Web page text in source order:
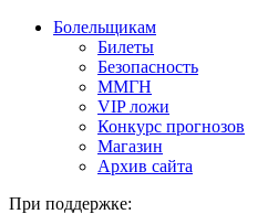
Болельщикам
Билеты
Безопасность
ММГН
VIP ложи
Конкурс прогнозов
Магазин
Архив сайта
При поддержке: